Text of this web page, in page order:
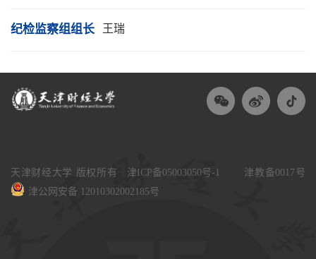
纪检监察组组长 王瑞
天津财经大学 版权所有 津ICP备05003050号-1
津教备0017号
津公网安备 12010302002185号